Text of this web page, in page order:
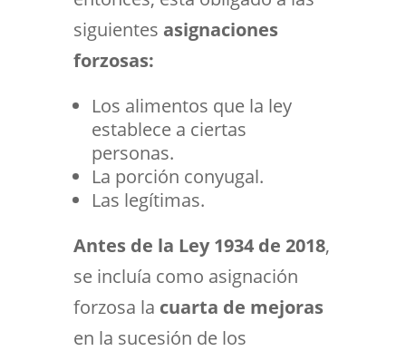
siguientes asignaciones
forzosas:
Los alimentos que la ley
establece a ciertas
personas.
La porción conyugal.
Las legítimas.
Antes de la Ley 1934 de 2018,
se incluía como asignación
forzosa la cuarta de mejoras
en la sucesión de los